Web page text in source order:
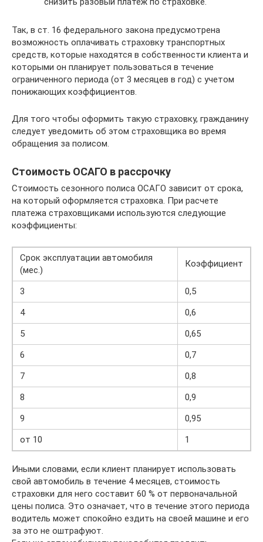
Так, в ст. 16 федерального закона предусмотрена
возможность оплачивать страховку транспортных
средств, которые находятся в собственности клиента и
которыми он планирует пользоваться в течение
ограниченного периода (от 3 месяцев в год) с учетом
понижающих коэффициентов.
Для того чтобы оформить такую страховку, гражданину
следует уведомить об этом страховщика во время
обращения за полисом.
Стоимость ОСАГО в рассрочку
Стоимость сезонного полиса ОСАГО зависит от срока,
на который оформляется страховка. При расчете
платежа страховщиками используются следующие
коэффициенты:
Срок эксплуатации автомобиля
(мес.)
Коэффициент
3
0,5
4
0,6
5
0,65
6
0,7
7
0,8
8
0,9
9
0,95
от 10
1
Иными словами, если клиент планирует использовать
свой автомобиль в течение 4 месяцев, стоимость
страховки для него составит 60 % от первоначальной
цены полиса. Это означает, что в течение этого периода
водитель может спокойно ездить на своей машине и его
за это не оштрафуют.